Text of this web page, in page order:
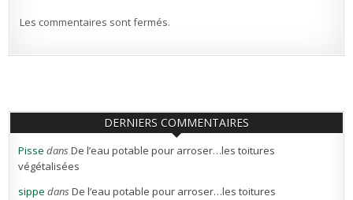
Les commentaires sont fermés.
DERNIERS COMMENTAIRES
Pisse dansDe l’eau potable pour arroser…les toitures
végétalisées
sippe dansDe l’eau potable pour arroser…les toitures